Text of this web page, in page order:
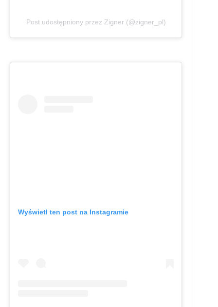
Post udostępniony przez Zigner (@zigner_pl)
Wyświetl ten post na Instagramie